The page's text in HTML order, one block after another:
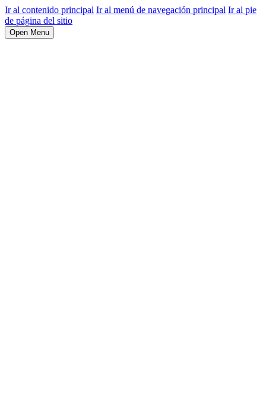
Ir al contenido principal Ir al menú de navegación principal Ir al pie
de página del sitio
Open Menu